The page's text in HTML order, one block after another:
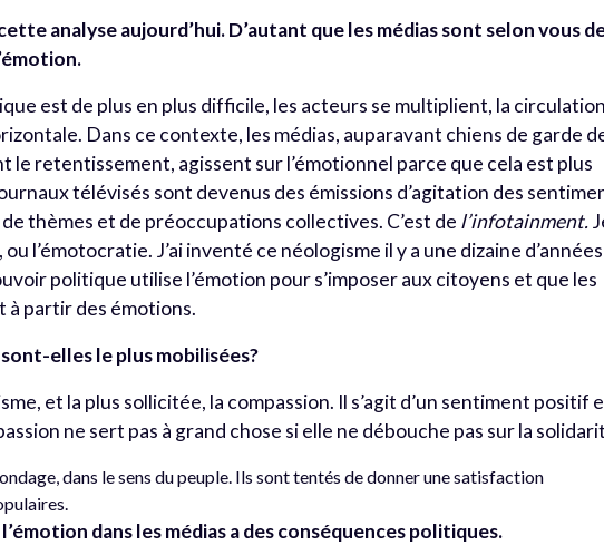
analyse aujourd’hui. D’autant que les médias sont selon vous
est de plus en plus difficile, les acteurs se multiplient, la
Dans ce contexte, les médias, auparavant chiens de garde
le retentissement, agissent sur l’émotionnel parce que cela est plus
télévisés sont devenus des émissions d’agitation des
thèmes et de préoccupations collectives. C’est de l’infotainment.
l’émotocratie. J’ai inventé ce néologisme il y a une dizaine d’années
politique utilise l’émotion pour s’imposer aux citoyens et que les
à partir des émotions.
elles le plus mobilisées?
et la plus sollicitée, la compassion. Il s’agit d’un sentiment positif
ne sert pas à grand chose si elle ne débouche pas sur la
dans le sens du peuple. Ils sont tentés de donner une satisfaction
dans les médias a des conséquences politiques.